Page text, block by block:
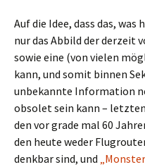
Auf die Idee, dass das,
nur das Abbild der derzeit
sowie eine (von vielen
kann, und somit binnen
unbekannte Information
obsolet sein kann –
den vor grade mal 60
den heute weder
denkbar sind, und